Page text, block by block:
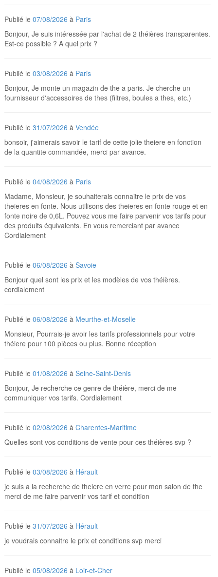
Publié le07/08/2026 à Paris
Bonjour, Je suis intéressée par l'achat de 2 théières transparentes.
Est-ce possible ? A quel prix ?
Publié le03/08/2026 à Paris
Bonjour, Je monte un magazin de the a paris. Je cherche un
fournisseur d'accessoires de thes (filtres, boules a thes, etc.)
Publié le31/07/2026 àVendée
bonsoir, j'aimerais savoir le tarif de cette jolie theiere en fonction
de la quantite commandée, merci par avance.
Publié le04/08/2026 à Paris
Madame, Monsieur, je souhaiterais connaitre le prix de vos
theieres en fonte. Nous utilisons des theieres en fonte rouge et en
fonte noire de 0,6L. Pouvez vous me faire parvenir vos tarifs pour
des produits équivalents. En vous remerciant par avance
Cordialement
Publié le06/08/2026 àSavoie
Bonjour quel sont les prix et les modèles de vos théières.
cordialement
Publié le06/08/2026 à Meurthe-et-Moselle
Monsieur, Pourrais-je avoir les tarifs professionnels pour votre
théiere pour 100 pièces ou plus. Bonne réception
Publié le01/08/2026 àSeine-Saint-Denis
Bonjour, Je recherche ce genre de théière, merci de me
communiquer vos tarifs. Cordialement
Publié le02/08/2026 àCharentes-Maritime
Quelles sont vos conditions de vente pour ces théières svp ?
Publié le03/08/2026 à Hérault
je suis a la recherche de theiere en verre pour mon salon de the
merci de me faire parvenir vos tarif et condition
Publié le31/07/2026 à Hérault
je voudrais connaitre le prix et conditions svp merci
Publié le05/08/2026 à Loir-et-Cher